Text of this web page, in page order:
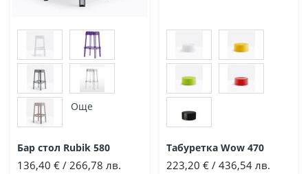
Още
Бар стол Rubik 580
136,40 € / 266,78 лв.
Табуретка Wow 470
223,20 € / 436,54 лв.